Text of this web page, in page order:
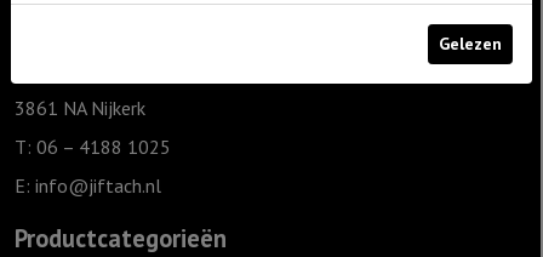
3861 NA Nijkerk
T: 06 – 4188 1025
E: info@jiftach.nl
Productcategorieën
Gelezen